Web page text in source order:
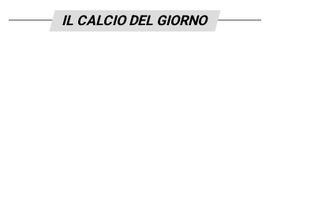
IL CALCIO DEL GIORNO